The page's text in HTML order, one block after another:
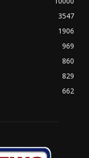
3547
1906
969
860
829
662